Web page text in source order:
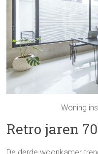
Woning
Retro jaren 70